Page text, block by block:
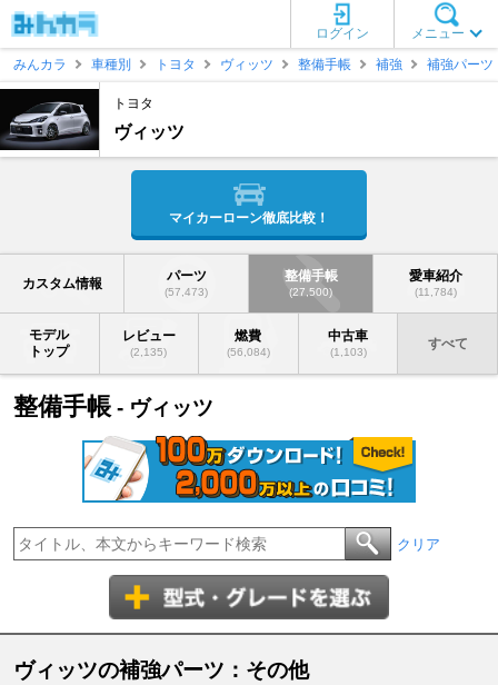
メニュー
ログイン
みんカラ
車種別 トヨタ ヴィッツ 整備手帳 補強 補強パーツ
トヨタ
ヴィッツ
マイカーローン徹底比較！
カスタム情報 パーツ
(57,473)
整備手帳
(27,500)
愛車紹介
(11,784)
モデル
トップ
レビュー
(2,135)
燃費
(56,084)
中古車
(1,103)
すべて
整備手帳 - ヴィッツ
クリア
ヴィッツの補強パーツ：その他